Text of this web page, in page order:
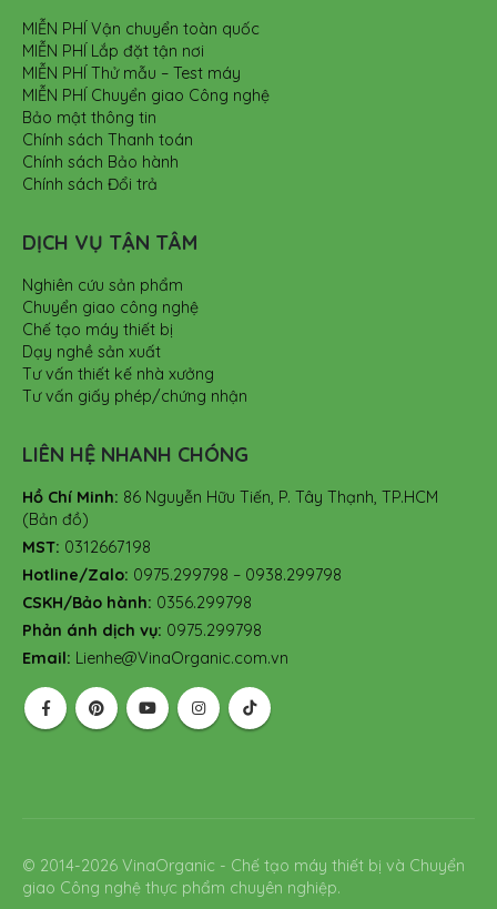
MIỄN PHÍ Vận chuyển toàn quốc
MIỄN PHÍ Lắp đặt tận nơi
MIỄN PHÍ Thử mẫu – Test máy
MIỄN PHÍ Chuyển giao Công nghệ
Bảo mật thông tin
Chính sách Thanh toán
Chính sách Bảo hành
Chính sách Đổi trả
DỊCH VỤ TẬN TÂM
Nghiên cứu sản phẩm
Chuyển giao công nghệ
Chế tạo máy thiết bị
Dạy nghề sản xuất
Tư vấn thiết kế nhà xưởng
Tư vấn giấy phép/chứng nhận
LIÊN HỆ NHANH CHÓNG
Hồ Chí Minh: 86 Nguyễn Hữu Tiến, P. Tây Thạnh, TP.HCM
(Bản đồ)
MST: 0312667198
Hotline/Zalo: 0975.299798 – 0938.299798
CSKH/Bảo hành: 0356.299798
Phản ánh dịch vụ: 0975.299798
Email: Lienhe@VinaOrganic.com.vn
© 2014-2026 VinaOrganic - Chế tạo máy thiết bị và Chuyển
giao Công nghệ thực phẩm chuyên nghiệp.